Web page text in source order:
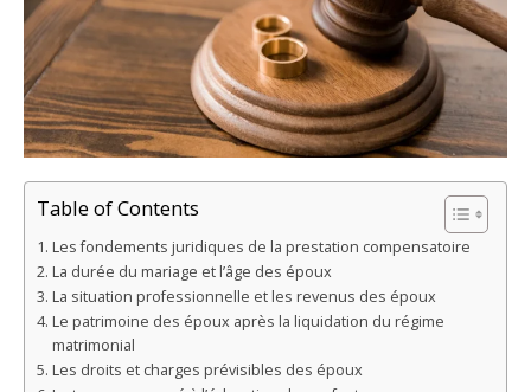
Table of Contents
Les fondements juridiques de la prestation compensatoire
La durée du mariage et l’âge des époux
La situation professionnelle et les revenus des époux
Le patrimoine des époux après la liquidation du régime
matrimonial
Les droits et charges prévisibles des époux